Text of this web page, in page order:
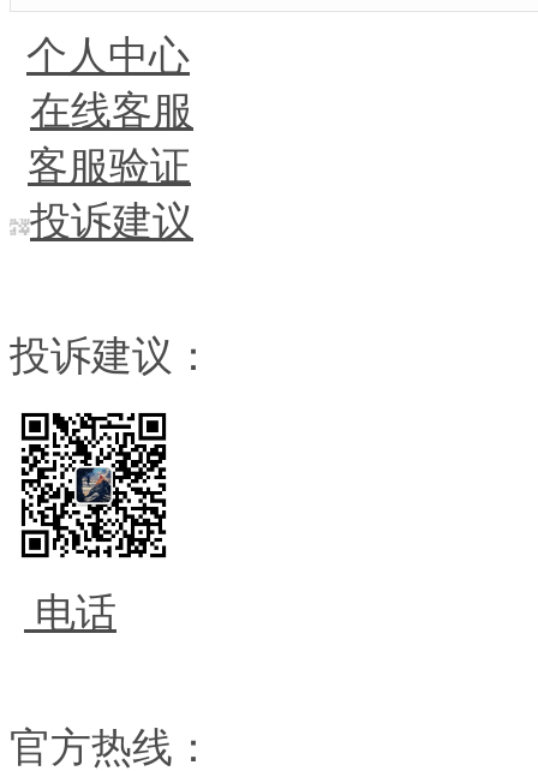
个人中心
在线客服
客服验证
投诉建议
投诉建议：
电话
官方热线：